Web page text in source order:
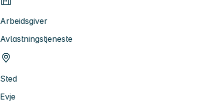
Arbeidsgiver
Avlastningstjeneste
Sted
Evje